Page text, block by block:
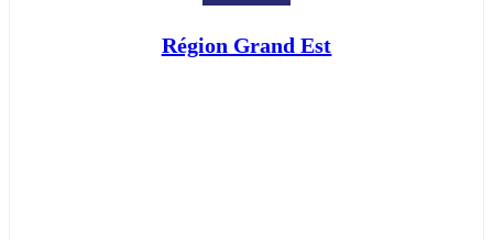
Région Grand Est